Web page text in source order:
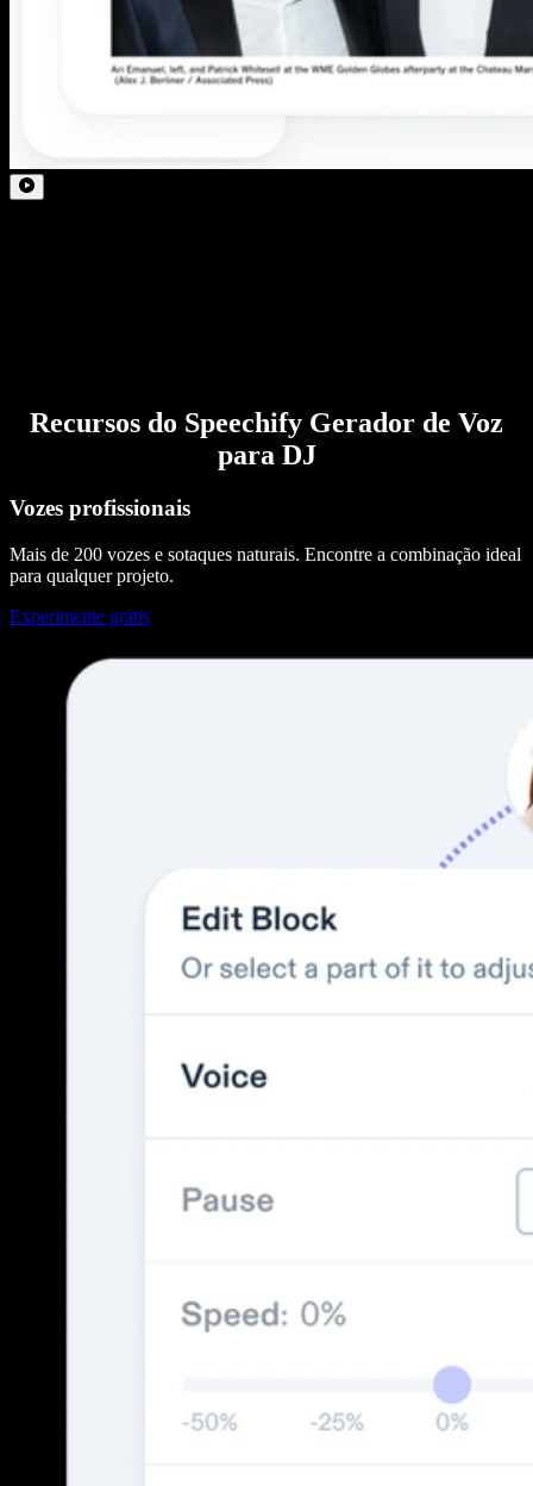
Recursos do Speechify Gerador de Voz
para DJ
Vozes profissionais
Mais de 200 vozes e sotaques naturais. Encontre a combinação ideal
para qualquer projeto.
Experimente grátis